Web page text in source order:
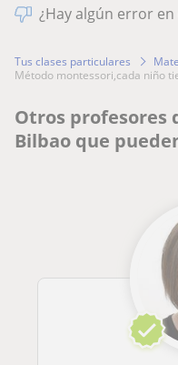
¿Hay algún error
Tus clases particulares
método montessori,cada niño
Otros profesores
Bilbao que